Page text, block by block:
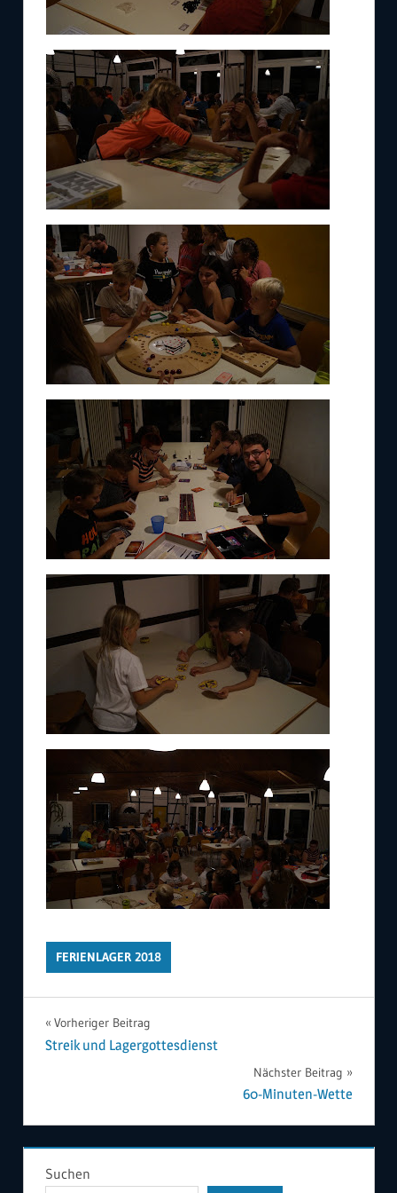
FERIENLAGER 2018
Beitragsnavigation
Vorheriger Beitrag
Streik und Lagergottesdienst
Nächster Beitrag
60-Minuten-Wette
Suchen